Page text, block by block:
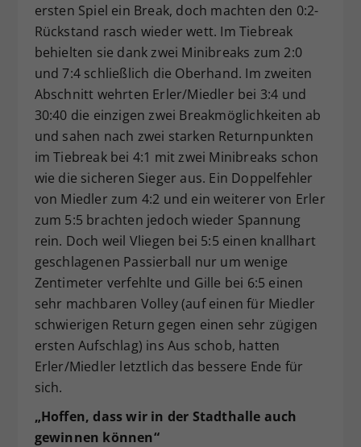
ersten Spiel ein Break, doch machten den 0:2-
Rückstand rasch wieder wett. Im Tiebreak
behielten sie dank zwei Minibreaks zum 2:0
und 7:4 schließlich die Oberhand. Im zweiten
Abschnitt wehrten Erler/Miedler bei 3:4 und
30:40 die einzigen zwei Breakmöglichkeiten ab
und sahen nach zwei starken Returnpunkten
im Tiebreak bei 4:1 mit zwei Minibreaks schon
wie die sicheren Sieger aus. Ein Doppelfehler
von Miedler zum 4:2 und ein weiterer von Erler
zum 5:5 brachten jedoch wieder Spannung
rein. Doch weil Vliegen bei 5:5 einen knallhart
geschlagenen Passierball nur um wenige
Zentimeter verfehlte und Gille bei 6:5 einen
sehr machbaren Volley (auf einen für Miedler
schwierigen Return gegen einen sehr zügigen
ersten Aufschlag) ins Aus schob, hatten
Erler/Miedler letztlich das bessere Ende für
sich.
„Hoffen, dass wir in der Stadthalle auch
gewinnen können“